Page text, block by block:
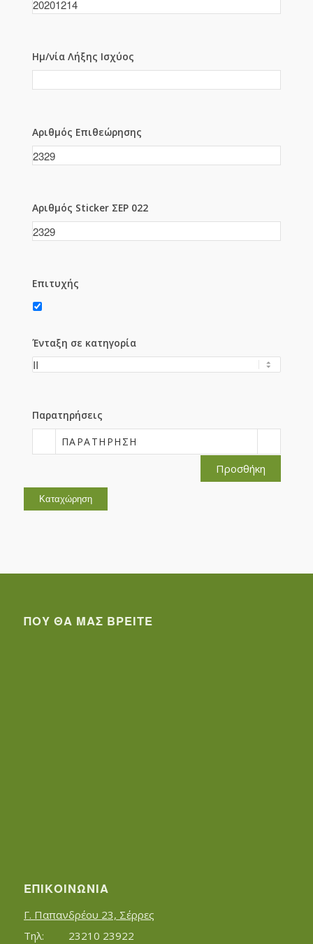
Ημ/νία Λήξης Ισχύος
Αριθμός Επιθεώρησης
Αριθμός Sticker ΣΕΡ 022
Επιτυχής
Ένταξη σε κατηγορία
Παρατηρήσεις
ΠΑΡΑΤΉΡΗΣΗ
Προσθήκη
ΠΟΥ ΘΑ ΜΑΣ ΒΡΕΊΤΕ
ΕΠΙΚΟΙΝΩΝΊΑ
Γ. Παπανδρέου 23, Σέρρες
Τηλ:		23210 23922